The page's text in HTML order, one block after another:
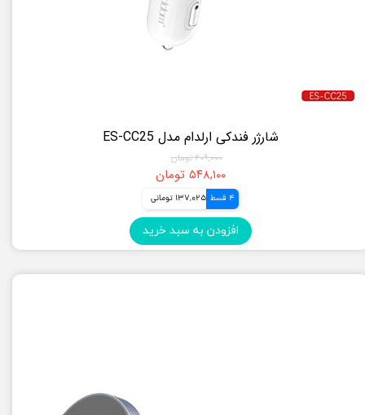
شارژر فندکی ارلدام مدل ES-CC25
۶۰۹,۰۰۰ تومان
۵۴۸,۱۰۰ تومان
4 قسط 137,025 تومانی
افزودن به سبد خرید